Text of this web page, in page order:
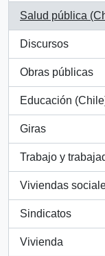
Salud pública
, 29 resultados
Discursos
, 13 resultados
Obras públicas
, 8 resultados
Educación
, 6 resultados
Giras
, 4 resultados
Trabajo y
, 3 resultados
Viviendas
, 3 resultados
Sindicatos
, 2 resultados
Vivienda
, 2 resultados